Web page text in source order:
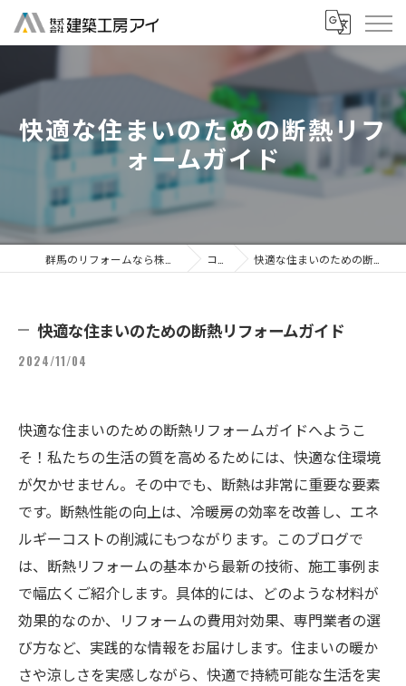
快適な住まいのための断熱リフ
ォームガイド
コラム 快適な住まいのための断熱リフォームガイド
快適な住まいのための断熱リフォームガイド
2024/11/04
快適な住まいのための断熱リフォームガイドへようこ
そ！私たちの生活の質を高めるためには、快適な住環境
が欠かせません。その中でも、断熱は非常に重要な要素
です。断熱性能の向上は、冷暖房の効率を改善し、エネ
ルギーコストの削減にもつながります。このブログで
は、断熱リフォームの基本から最新の技術、施工事例ま
で幅広くご紹介します。具体的には、どのような材料が
効果的なのか、リフォームの費用対効果、専門業者の選
び方など、実践的な情報をお届けします。住まいの暖か
さや涼しさを実感しながら、快適で持続可能な生活を実